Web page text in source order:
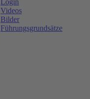
Login
Videos
Bilder
Führungsgrundsätze